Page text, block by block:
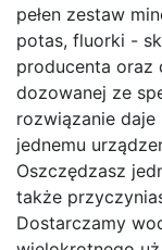
pełen zestaw
potas, fluorki -
producenta oraz
dozowanej ze
rozwiązanie
jednemu
Oszczędzasz
także
Dostarczamy